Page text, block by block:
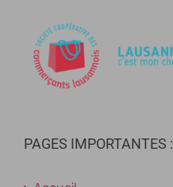
PAGES IMPORTANTES :